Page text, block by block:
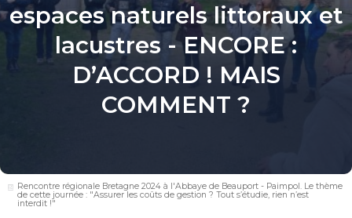
espaces naturels littoraux et
lacustres - ENCORE :
D’ACCORD ! MAIS
COMMENT ?
Rencontre régionale Bretagne 2024 à l'Abbaye de Beauport - Paimpol. Le thème
de cette journée : "Assurer les coûts de gestion ? Tout s’étudie, rien n’est
interdit !"